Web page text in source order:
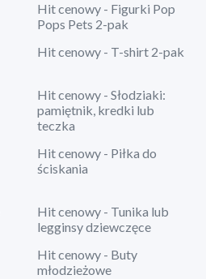
Hit cenowy - Figurki Pop
Pops Pets 2-pak
Hit cenowy - T-shirt 2-pak
Hit cenowy - Słodziaki:
pamiętnik, kredki lub
teczka
Hit cenowy - Piłka do
ściskania
Hit cenowy - Tunika lub
legginsy dziewczęce
Hit cenowy - Buty
młodzieżowe